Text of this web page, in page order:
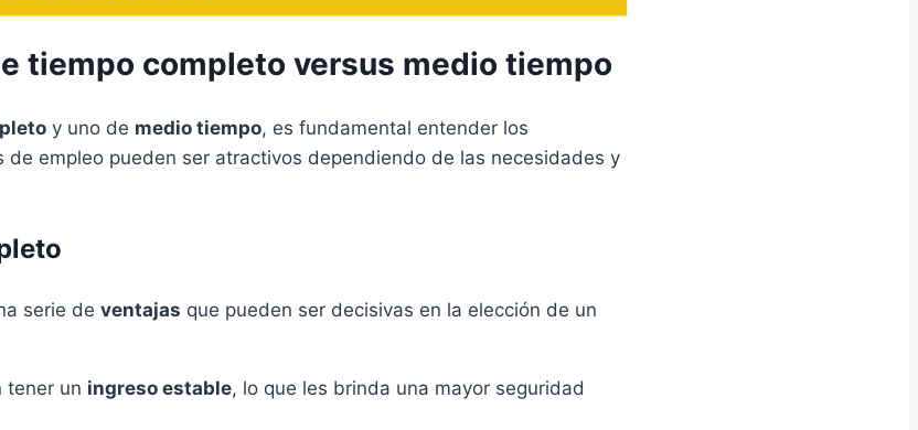
tiempo completo versus medio tiempo
y uno de medio tiempo, es fundamental entender los
empleo pueden ser atractivos dependiendo de las necesidades y
serie de ventajas que pueden ser decisivas en la elección de un
tener un ingreso estable, lo que les brinda una mayor seguridad